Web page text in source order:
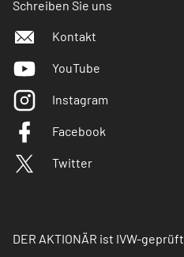
Schreiben Sie uns
Kontakt
YouTube
Instagram
Facebook
Twitter
DER AKTIONÄR ist IVW-geprüft